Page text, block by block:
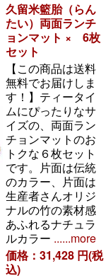
久留米籃胎（らん
たい）両面ランチ
ョンマット × 6枚
セット
【この商品は送料
無料でお届けしま
す！】ティータイ
ムにぴったりなサ
イズの、両面ラン
チョンマットのお
トクな６枚セット
です。片面は伝統
のカラー、片面は
生産者さんオリジ
ナルの竹の素材感
あふれるナチュラ
ルカラー ......more
価格：31,428 円(税
込)